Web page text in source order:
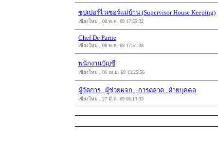
ซุปเปอร์ไวเซอร์แม่บ้าน (Supervisor House Keeping)
เชียงใหม่ , 08 พ.ค. 69 17:55:32
Chef De Partie
เชียงใหม่ , 08 พ.ค. 69 17:51:38
พนักงานบัญชี
เชียงใหม่ , 06 เม.ย. 69 13:25:56
ผู้จัดการ , ผู้ช่วยผจก. , การตลาด , ฝ่ายบุคคล
เชียงใหม่ , 27 มี.ค. 69 08:13:33